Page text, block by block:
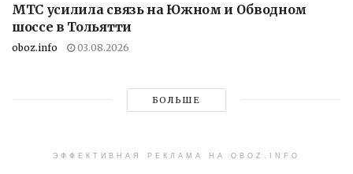
МТС усилила связь на Южном и Обводном
шоссе в Тольятти
oboz.info 03.08.2026
БОЛЬШЕ
ЭФФЕКТИВНАЯ РЕКЛАМА НА OBOZ.INFO